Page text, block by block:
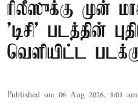
ரிலீஸுக்கு முன்
'டிசி' படத்தின்
வெளியிட்ட
Published on: 06 Aug 2026, 8:01 am